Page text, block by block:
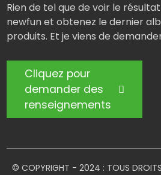
Rien de tel que de voir le
newfun et obtenez le dernier
produits. Et je viens de
Cliquez pour
demander des
renseignements
© COPYRIGHT - 2024 : TOUS DROITS